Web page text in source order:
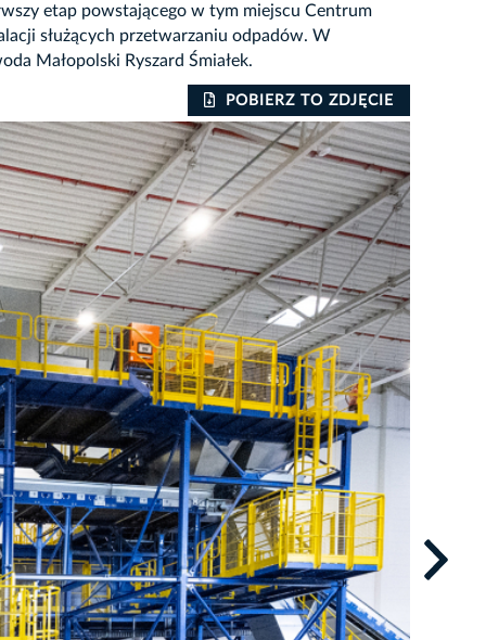
etap powstającego w tym miejscu Centrum
służących przetwarzaniu odpadów. W
Małopolski Ryszard Śmiałek.
POBIERZ TO ZDJĘCIE